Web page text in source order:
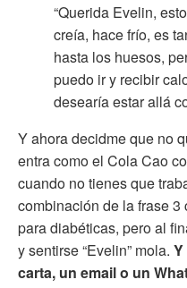
“Querida Evelin,
creía, hace frío, es
hasta los huesos,
puedo ir y recibir
desearía estar allá
Y ahora decidme que no
entra como el Cola Cao
cuando no tienes que
combinación de la frase
para diabéticas, pero al
y sentirse “Evelin” mola.
carta, un email o un